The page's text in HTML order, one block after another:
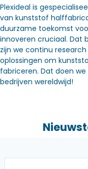
Plexideal is
van kunststof
duurzame toekomst
innoveren cruciaal. Dat
zijn we continu
oplossingen om
fabriceren. Dat doen
bedrijven wereldwijd!